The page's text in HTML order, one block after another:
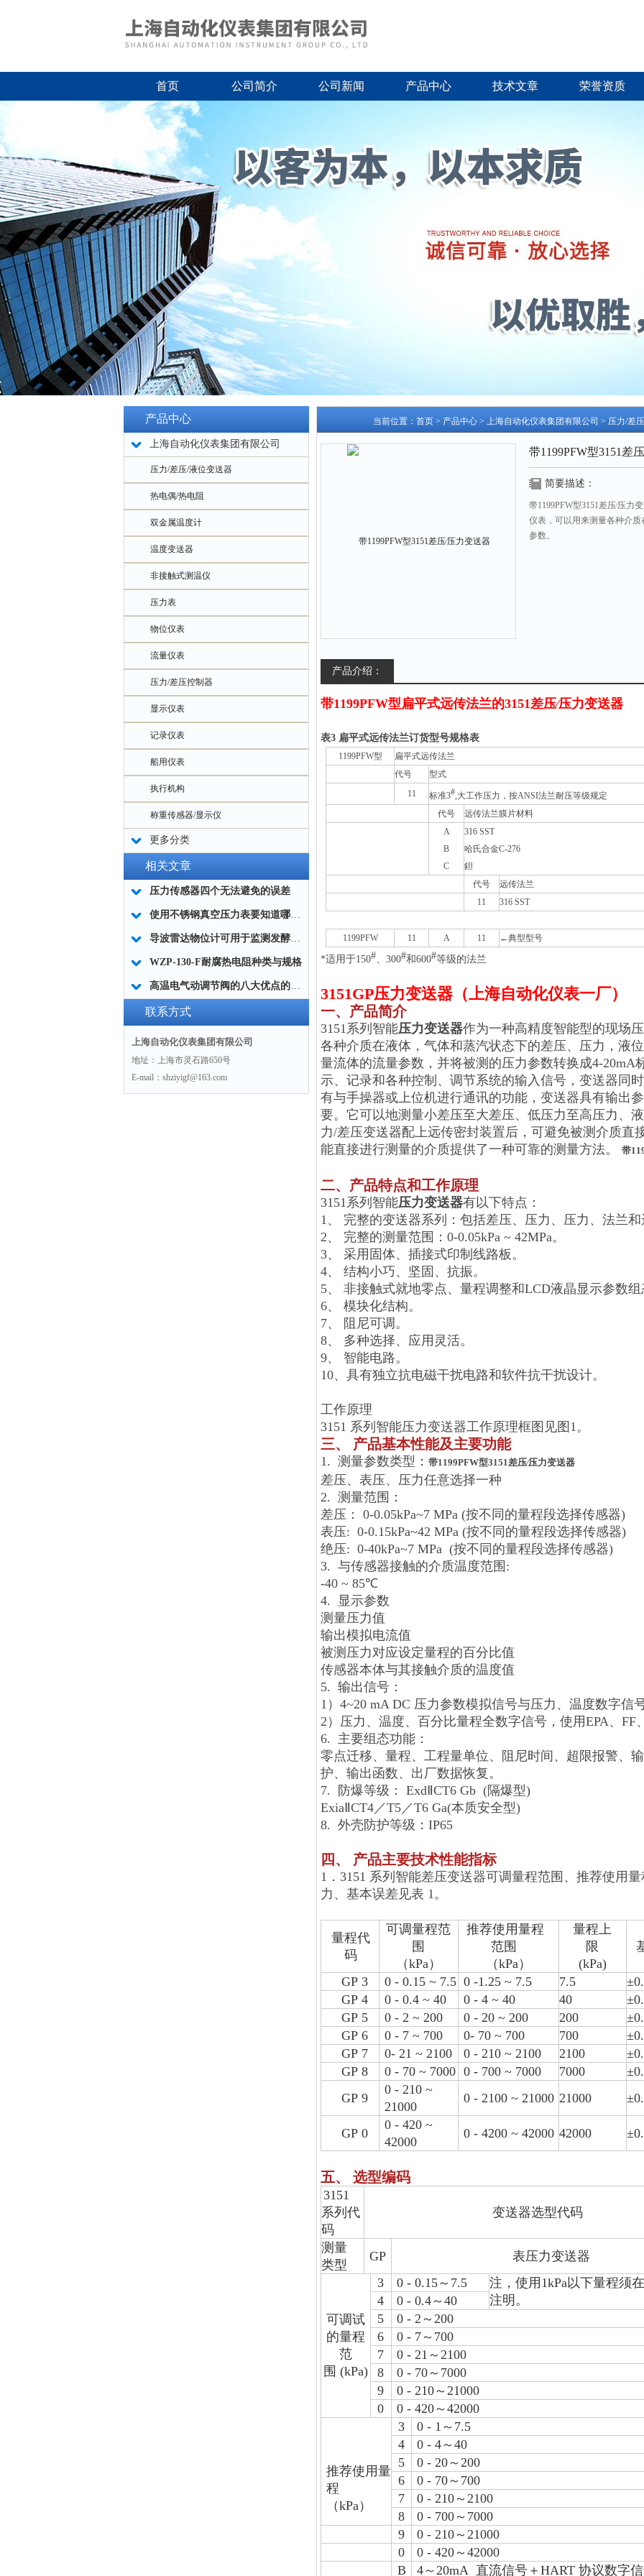
首页 公司简介 公司新闻 产品中心 技术文章 荣誉资质
产品中心
上海自动化仪表集团有限公司
压力/差压/液位变送器
热电偶/热电阻
双金属温度计
温度变送器
非接触式测温仪
压力表
物位仪表
流量仪表
压力/差压控制器
显示仪表
记录仪表
船用仪表
执行机构
称重传感器/显示仪
更多分类
相关文章
压力传感器四个无法避免的误差
使用不锈钢真空压力表要知道哪些事项呢？
导波雷达物位计可用于监测发酵罐、生物反应器等设备的液位
WZP-130-F耐腐热电阻种类与规格
高温电气动调节阀的八大优点的详细介绍说明
联系方式
上海自动化仪表集团有限公司
地址：上海市灵石路650号
E-mail：shziyigf@163.com
当前位置： 首页 > 产品中心 > 上海自动化仪表集团有限公司 > 压力/差
带1199PFW型3151差
简要描述：
带1199PFW型3151差压∕压力
仪表，可以用来测量各种介
参数。
产品介绍：
带1199PFW型扁平式远传法兰的3151差压∕压力变送器
表3 扁平式远传法兰订货型号规格表
1199PFW型
扁平式远传法兰
代号
型式
11
标准3#,大工作压力，按ANSI法兰耐压等级规定
代号
远传法兰膜片材料
A
B
C
316 SST
哈氏合金C-276
鉭
代号
远传法兰
11
316 SST
1199PFW 11 A 11 ←典型型号
*适用于150#、300#和600#等级的法兰
3151GP压力变送器（上海自动化仪表一厂）
一、产品简介
3151系列智能压力变送器作为一种高精度智能型的现场
各种介质在液体，气体和蒸汽状态下的差压、压力，液
量流体的流量参数，并将被测的压力参数转换成4-20mA
示、记录和各种控制、调节系统的输入信号，变送器同
有与手操器或上位机进行通讯的功能，变送器具有输出
要。它可以地测量小差压至大差压、低压力至高压力、
力/差压变送器配上远传密封装置后，可避免被测介质直
能直接进行测量的介质提供了一种可靠的测量方法。
带
二、产品特点和工作原理
3151系列智能压力变送器有以下特点：
1、 完整的变送器系列：包括差压、压力、压力、法兰和
2、 完整的测量范围：0-0.05kPa ~ 42MPa。
3、 采用固体、插接式印制线路板。
4、 结构小巧、坚固、抗振。
5、 非接触式就地零点、量程调整和LCD液晶显示参数组
6、 模块化结构。
7、 阻尼可调。
8、 多种选择、应用灵活。
9、 智能电路。
10、具有独立抗电磁干扰电路和软件抗干扰设计。
工作原理
3151 系列智能压力变送器工作原理框图见图1。
三、 产品基本性能及主要功能
1. 测量参数类型： 带1199PFW型3151差压∕压力变送器
差压、表压、压力任意选择一种
2. 测量范围：
差压： 0-0.05kPa~7 MPa (按不同的量程段选择传感器)
表压: 0-0.15kPa~42 MPa (按不同的量程段选择传感器)
绝压: 0-40kPa~7 MPa (按不同的量程段选择传感器)
3. 与传感器接触的介质温度范围:
-40 ~ 85℃
4. 显示参数
测量压力值
输出模拟电流值
被测压力对应设定量程的百分比值
传感器本体与其接触介质的温度值
5. 输出信号：
1）4~20 mA DC 压力参数模拟信号与压力、温度数字信
2）压力、温度、百分比量程全数字信号，使用EPA、FF
6. 主要组态功能：
零点迁移、量程、工程量单位、阻尼时间、超限报警、
护、输出函数、出厂数据恢复。
7. 防爆等级： ExdⅡCT6 Gb (隔爆型)
ExiaⅡCT4／T5／T6 Ga(本质安全型)
8. 外壳防护等级：IP65
四、 产品主要技术性能指标
1．3151 系列智能差压变送器可调量程范围、推荐使用
力、基本误差见表 1。
量程代
码
可调量程范
围
（kPa）
推荐使用量程
范围
（kPa）
量程上
限
(kPa)
GP 3 0 - 0.15 ~ 7.5 0 -1.25 ~ 7.5 7.5
GP 4 0 - 0.4 ~ 40 0 - 4 ~ 40 40
GP 5 0 - 2 ~ 200 0 - 20 ~ 200 200
GP 6 0 - 7 ~ 700 0- 70 ~ 700 700
GP 7 0- 21 ~ 2100 0 - 210 ~ 2100 2100
GP 8 0 - 70 ~ 7000 0 - 700 ~ 7000 7000
GP 9
0 - 210 ~
21000
0 - 2100 ~ 21000 21000
GP 0
0 - 420 ~
42000
0 - 4200 ~ 42000 42000
五、 选型编码
3151
系列代
码
变送器选型代码
测量
类型
GP 表压力变送器
可调试
的量程
范
围 (kPa)
3 0 - 0.15～7.5
注，使用1kPa以下量程须
注明。
4 0 - 0.4～40
5
0 - 2～200
6
0 - 7～700
7
0 - 21～2100
8
0 - 70～7000
9
0 - 210～21000
0
0 - 420～42000
推荐使用量
程
（kPa）
3 0 - 1～7.5
4
0 - 4～40
5
0 - 20～200
6
0 - 70～700
7
0 - 210～2100
8
0 - 700～7000
9
0 - 210～21000
0
0 - 420～42000
B
4～20mA 直流信号＋HART 协议数字